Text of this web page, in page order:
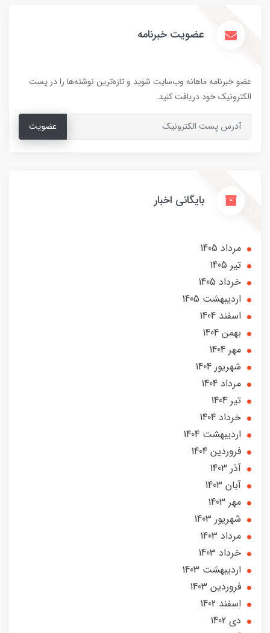
عضویت خبرنامه
عضو خبرنامه ماهانه وب‌سایت شوید و تازه‌ترین نوشته‌ها را در پست
الکترونیک خود دریافت کنید.
عضویت
بایگانی اخبار
مرداد 1405
تير 1405
خرداد 1405
ارديبهشت 1405
اسفند 1404
بهمن 1404
مهر 1404
شهریور 1404
مرداد 1404
تير 1404
خرداد 1404
ارديبهشت 1404
فروردین 1404
آذر 1403
آبان 1403
مهر 1403
شهریور 1403
مرداد 1403
خرداد 1403
ارديبهشت 1403
فروردین 1403
اسفند 1402
دی 1402